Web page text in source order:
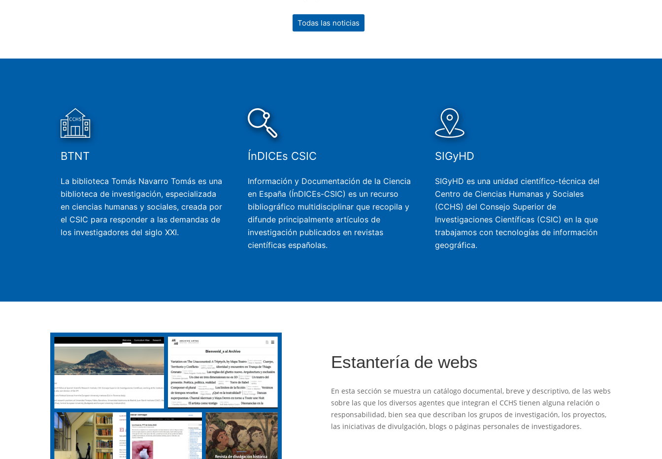
Todas las noticias
BTNT
La biblioteca Tomás Navarro Tomás es una
biblioteca de investigación, especializada
en ciencias humanas y sociales, creada por
el CSIC para responder a las demandas de
los investigadores del siglo XXI.
ÍnDICEs CSIC
Información y Documentación de la Ciencia
en España (ÍnDICEs-CSIC) es un recurso
bibliográfico multidisciplinar que recopila y
difunde principalmente artículos de
investigación publicados en revistas
científicas españolas.
SIGyHD
SIGyHD es una unidad científico-técnica del
Centro de Ciencias Humanas y Sociales
(CCHS) del Consejo Superior de
Investigaciones Científicas (CSIC) en la que
trabajamos con tecnologías de información
geográfica.
Estantería de webs
En esta sección se muestra un catálogo documental, breve y descriptivo, de las webs
sobre las que los diversos agentes que integran el CCHS tienen alguna relación o
responsabilidad, bien sea que describan los grupos de investigación, los proyectos,
las iniciativas de divulgación, blogs o páginas personales de investigadores.